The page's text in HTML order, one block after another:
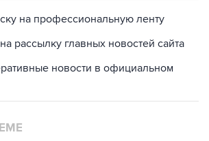
на профессиональную ленту
рассылку главных новостей сайта
новости в официальном